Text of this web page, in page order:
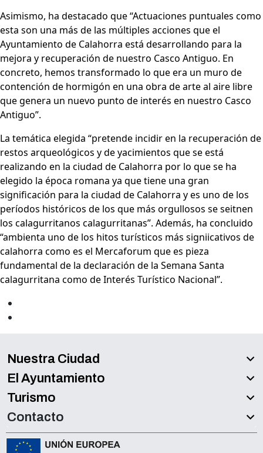
Asimismo, ha destacado que “Actuaciones puntuales como
esta son una más de las múltiples acciones que el
Ayuntamiento de Calahorra está desarrollando para la
mejora y recuperación de nuestro Casco Antiguo. En
concreto, hemos transformado lo que era un muro de
contención de hormigón en una obra de arte al aire libre
que genera un nuevo punto de interés en nuestro Casco
Antiguo”.
La temática elegida “pretende incidir en la recuperación de
restos arqueológicos y de yacimientos que se está
realizando en la ciudad de Calahorra por lo que se ha
elegido la época romana ya que tiene una gran
significación para la ciudad de Calahorra y es uno de los
períodos históricos de los que más orgullosos se seitnen
los calagurritanos calagurritanas”. Además, ha concluido
“ambienta uno de los hitos turísticos más signiicativos de
calahorra como es el Mercaforum que es pieza
fundamental de la declaración de la Semana Santa
calagurritana como de Interés Turístico Nacional”.
Nuestra Ciudad
El Ayuntamiento
Turismo
Contacto